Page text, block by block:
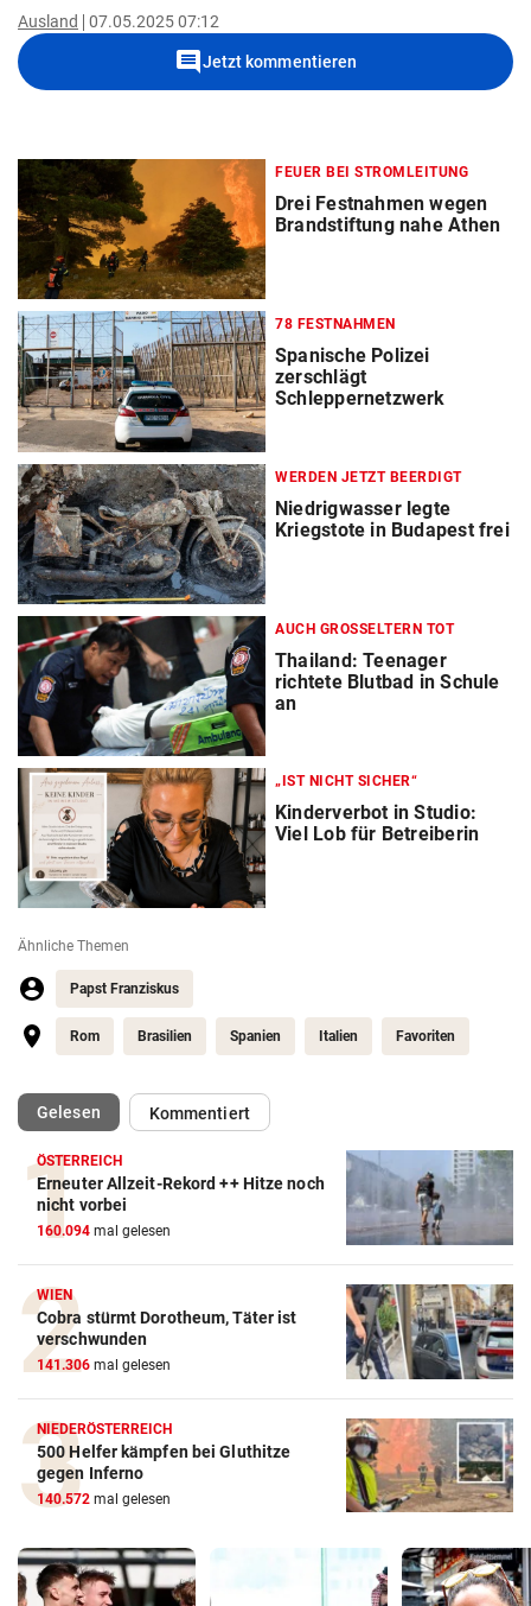
Ausland 07.05.2025 07:12
commentJetzt kommentieren
FEUER BEI STROMLEITUNG
Drei Festnahmen wegen
Brandstiftung nahe Athen
78 FESTNAHMEN
Spanische Polizei
zerschlägt
Schleppernetzwerk
WERDEN JETZT BEERDIGT
Niedrigwasser legte
Kriegstote in Budapest frei
AUCH GROSSELTERN TOT
Thailand: Teenager
richtete Blutbad in Schule
an
„IST NICHT SICHER“
Kinderverbot in Studio:
Viel Lob für Betreiberin
Ähnliche Themen
Papst Franziskus
Rom Brasilien Spanien Italien Favoriten
Gelesen(ausgewählt)Kommentiert
ÖSTERREICH
Erneuter Allzeit-Rekord ++ Hitze noch
nicht vorbei
160.094 mal gelesen
WIEN
Cobra stürmt Dorotheum, Täter ist
verschwunden
141.306 mal gelesen
NIEDERÖSTERREICH
500 Helfer kämpfen bei Gluthitze
gegen Inferno
140.572 mal gelesen